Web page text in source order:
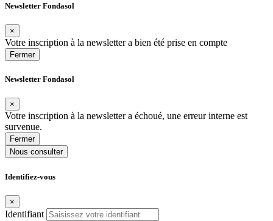
Newsletter Fondasol
×
Votre inscription à la newsletter a bien été prise en compte
Fermer
Newsletter Fondasol
×
Votre inscription à la newsletter a échoué, une erreur interne est
survenue.
Fermer
Nous consulter
Identifiez-vous
×
Identifiant